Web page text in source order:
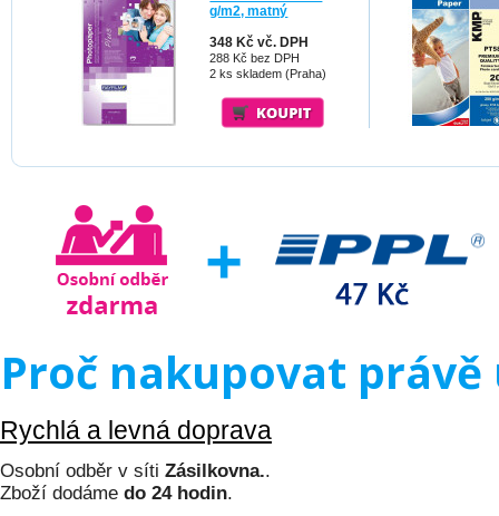
g/m2, matný
348 Kč vč. DPH
288 Kč bez DPH
2 ks skladem (Praha)
Proč nakupovat právě
Rychlá a levná doprava
Osobní odběr v síti Zásilkovna..
Zboží dodáme do 24 hodin.